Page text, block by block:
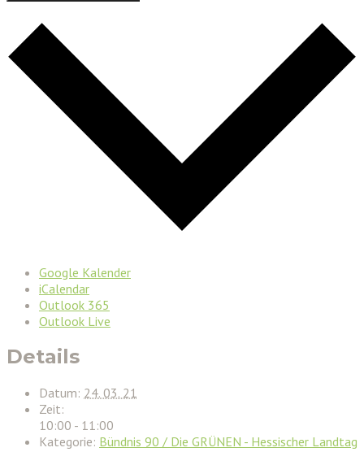
Google Kalender
iCalendar
Outlook 365
Outlook Live
Details
Datum: 24. 03. 21
Zeit:
10:00 - 11:00
Kategorie: Bündnis 90 / Die GRÜNEN - Hessischer Landtag